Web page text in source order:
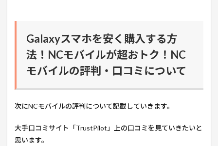
Galaxyスマホを安く購入する方
法！NCモバイルが超おトク！NC
モバイルの評判・口コミについて
次にNCモバイルの評判について記載していきます。
大手口コミサイト「TrustPilot」上の口コミを見ていきたいと
思います。